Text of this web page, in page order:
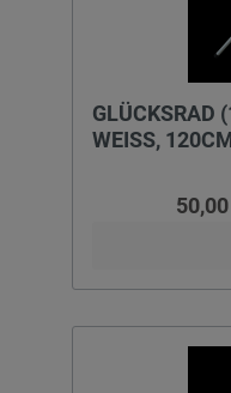
GLÜCKSRAD
WEISS,